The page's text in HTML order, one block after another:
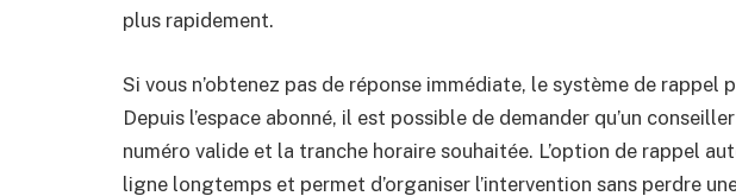
plus rapidement.
Si vous n’obtenez pas de réponse immédiate, le système de rappel
Depuis l’espace abonné, il est possible de demander qu’un
numéro valide et la tranche horaire souhaitée. L’option de rappel
ligne longtemps et permet d’organiser l’intervention sans perdre